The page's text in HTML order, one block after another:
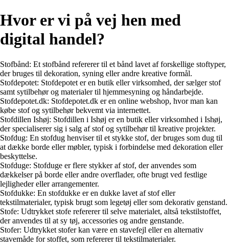
Hvor er vi på vej hen med
digital handel?
Stofbånd: Et stofbånd refererer til et bånd lavet af forskellige stoftyper,
der bruges til dekoration, syning eller andre kreative formål.
Stofdepotet: Stofdepotet er en butik eller virksomhed, der sælger stof
samt sytilbehør og materialer til hjemmesyning og håndarbejde.
Stofdepotet.dk: Stofdepotet.dk er en online webshop, hvor man kan
købe stof og sytilbehør bekvemt via internettet.
Stofdillen Ishøj: Stofdillen i Ishøj er en butik eller virksomhed i Ishøj,
der specialiserer sig i salg af stof og sytilbehør til kreative projekter.
Stofdug: En stofdug henviser til et stykke stof, der bruges som dug til
at dække borde eller møbler, typisk i forbindelse med dekoration eller
beskyttelse.
Stofduge: Stofduge er flere stykker af stof, der anvendes som
dækkelser på borde eller andre overflader, ofte brugt ved festlige
lejligheder eller arrangementer.
Stofdukke: En stofdukke er en dukke lavet af stof eller
tekstilmaterialer, typisk brugt som legetøj eller som dekorativ genstand.
Stofe: Udtrykket stofe refererer til selve materialet, altså tekstilstoffet,
der anvendes til at sy tøj, accessories og andre genstande.
Stofer: Udtrykket stofer kan være en stavefejl eller en alternativ
stavemåde for stoffet, som refererer til tekstilmaterialer.